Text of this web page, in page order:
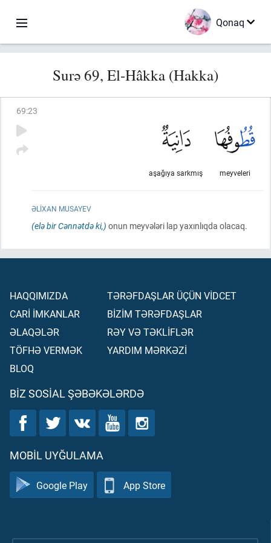
Qonaq
Surə 69, El-Hâkka (Hakka)
69:23
meyveleri
aşağıya sarkmış
ƏLIXAN MUSAYEV
(elə bir Cənnətdə ki,) onun meyvələri lap yaxınlıqda olacaq.
HAQQIMIZDA
CARİ İMKANLAR
ƏLAQƏLƏR
TÖFHƏ VERMƏK
BLOQ
TƏRƏFDAŞLAR ÜÇÜN VİDCET
BİZİM TƏRƏFDAŞLAR
RƏY VƏ TƏKLİFLƏR
YARDIM MƏRKƏZİ
BIZ SOSIAL ŞƏBƏKƏLƏRDƏ
MOBIL UYĞULAMA
Google Play App Store